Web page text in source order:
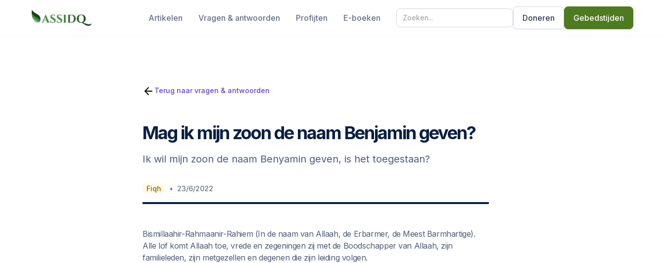
Artikelen Vragen & antwoorden Profijten E-boeken Doneren Gebedstijden
Terug naar vragen & antwoorden
Mag ik mijn zoon de naam Benjamin geven?
Ik wil mijn zoon de naam Benyamin geven, is het toegestaan?
Fiqh • 23/6/2022
Bismillaahir-Rahmaanir-Rahiem (In de naam van Allaah, de Erbarmer, de Meest Barmhartige).
Alle lof komt Allaah toe, vrede en zegeningen zij met de Boodschapper van Allaah, zijn
familieleden, zijn metgezellen en degenen die zijn leiding volgen.